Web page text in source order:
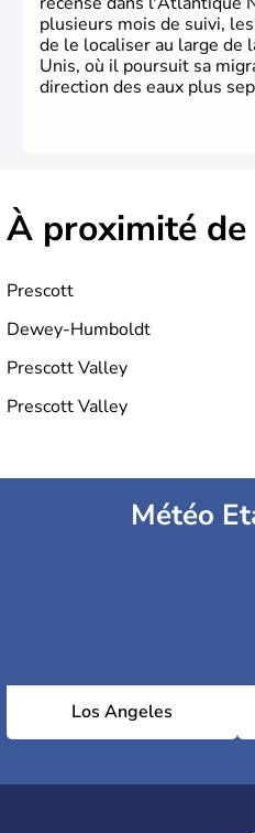
plusieurs mois de suivi,
de le localiser au large de
Unis, où il poursuit sa
direction des eaux plus
À proximité de
Prescott
Dewey-Humboldt
Prescott Valley
Prescott Valley
Météo
Los Angeles